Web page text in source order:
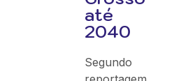
até
2040
Segundo